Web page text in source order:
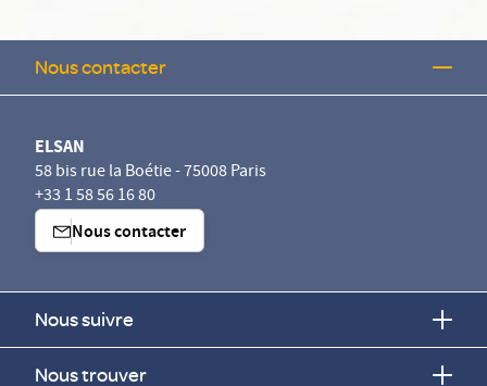
Nous contacter
ELSAN
58 bis rue la Boétie - 75008 Paris
+33 1 58 56 16 80
Nous contacter
Nous suivre
Nous trouver